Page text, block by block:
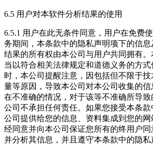
6.5 用户对本软件分析结果的使用
6.5.1 用户在此无条件同意，用户在免费
务期间，本条款中的隐私声明项下的信
结果的所有权由本公司与用户共同拥有
当以符合相关法律规定和道德义务的方式
时，本公司提醒注意，因包括但不限于
量等原因，导致本公司对本公司收集的
在不准确的情况，对于该等不准确所导
公司不承担任何责任。如果您接受本条
公司提供给您的信息、资料集成到您的
经同意并向本公司保证您所有的终用户同
并分析其信息，并且遵守本条款中的隐私